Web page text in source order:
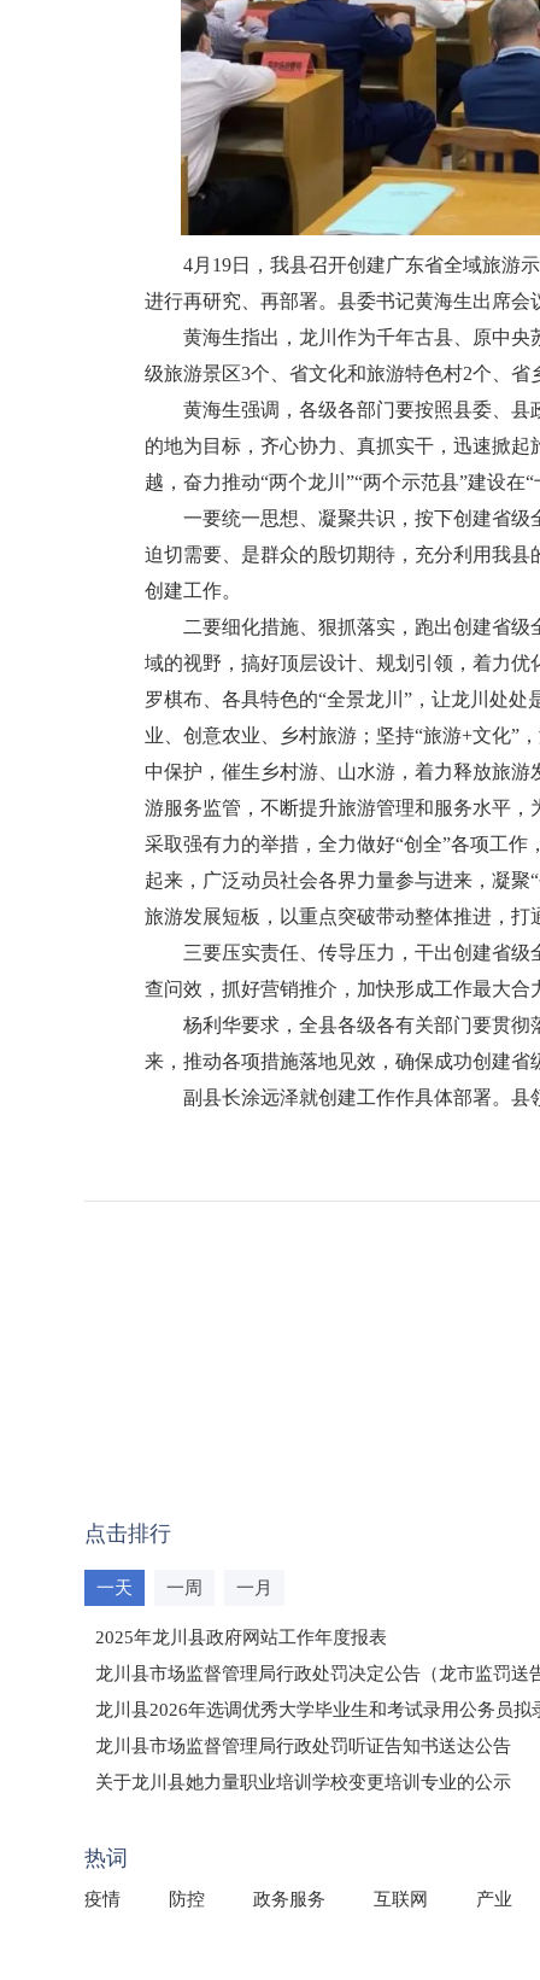
4月19日，我县召开创建广东省全域旅游示
进行再研究、再部署。县委书记黄海生出席
黄海生指出，龙川作为千年古县、原中央
级旅游景区3个、省文化和旅游特色村2个、
黄海生强调，各级各部门要按照县委、县
的地为目标，齐心协力、真抓实干，迅速掀
越，奋力推动“两个龙川”“两个示范县”建设
一要统一思想、凝聚共识，按下创建省级
迫切需要、是群众的殷切期待，充分利用我
创建工作。
二要细化措施、狠抓落实，跑出创建省级
域的视野，搞好顶层设计、规划引领，着力
罗棋布、各具特色的“全景龙川”，让龙川处处
业、创意农业、乡村旅游；坚持“旅游+文化”
中保护，催生乡村游、山水游，着力释放旅
游服务监管，不断提升旅游管理和服务水平
采取强有力的举措，全力做好“创全”各项工
起来，广泛动员社会各界力量参与进来，凝
旅游发展短板，以重点突破带动整体推进，打
三要压实责任、传导压力，干出创建省级
查问效，抓好营销推介，加快形成工作最大
杨利华要求，全县各级各有关部门要贯彻
来，推动各项措施落地见效，确保成功创建省
副县长涂远泽就创建工作作具体部署。县
点击排行
一天 一周 一月
2025年龙川县政府网站工作年度报表
龙川县市场监督管理局行政处罚决定公告（龙市监罚送
龙川县2026年选调优秀大学毕业生和考试录用公务员拟
龙川县市场监督管理局行政处罚听证告知书送达公告
（龙市监罚送告〔2026〕71号）
关于龙川县她力量职业培训学校变更培训专业的公示
热词
疫情 防控 政务服务 互联网 产业